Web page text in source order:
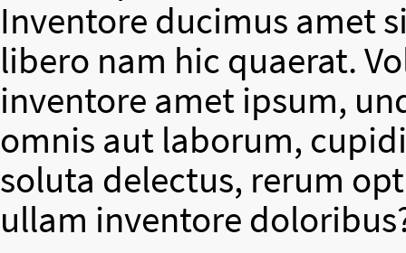
Inventore ducimus amet
libero nam hic quaerat.
inventore amet ipsum,
omnis aut laborum,
soluta delectus, rerum
ullam inventore